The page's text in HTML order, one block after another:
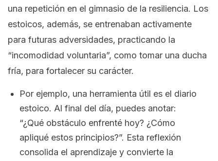
una repetición en el gimnasio de la resiliencia. Los
estoicos, además, se entrenaban activamente
para futuras adversidades, practicando la
“incomodidad voluntaria”, como tomar una ducha
fría, para fortalecer su carácter.
Por ejemplo, una herramienta útil es el diario
estoico. Al final del día, puedes anotar:
“¿Qué obstáculo enfrenté hoy? ¿Cómo
apliqué estos principios?”. Esta reflexión
consolida el aprendizaje y convierte la